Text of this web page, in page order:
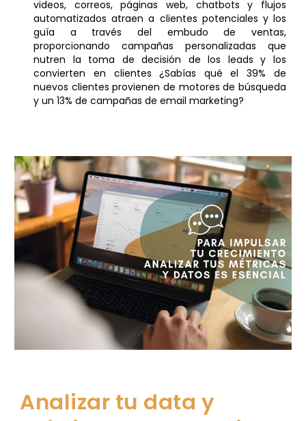
videos, correos,páginas web, chatbots y flujos
automatizados atraen a clientes potenciales y los
guía a través del embudo de ventas,
proporcionando campañas personalizadas que
nutren la toma de decisión de los leads y los
convierten en clientes ¿Sabías qué el 39% de
nuevos clientes provienen de motores de búsqueda
y un 13% de campañas de email marketing?
Analizar tu data y